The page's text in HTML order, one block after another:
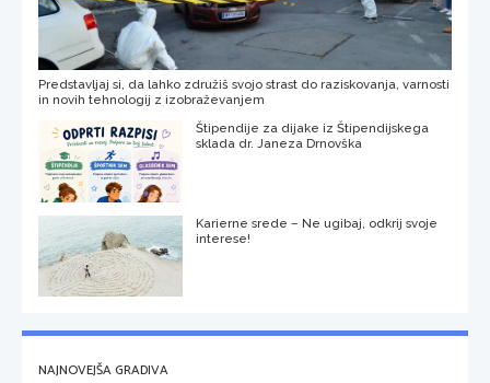
Predstavljaj si, da lahko združiš svojo strast do raziskovanja, varnosti
in novih tehnologij z izobraževanjem
Štipendije za dijake iz Štipendijskega
sklada dr. Janeza Drnovška
Karierne srede – Ne ugibaj, odkrij svoje
interese!
NAJNOVEJŠA GRADIVA